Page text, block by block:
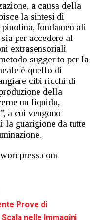
a causa della
la sintesi di
fondamentali
per accedere al
extrasensoriali
suggerito per la
è quello di
cibi ricchi di
della
un liquido,
, a cui vengono
la guarigione da tutte
Prove di
nelle Immagini